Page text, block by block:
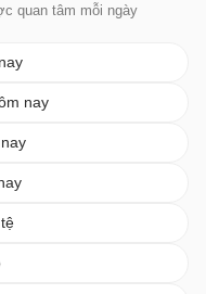
quan tâm mỗi ngày
nay